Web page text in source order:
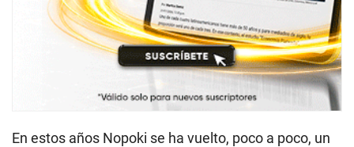
En estos años Nopoki se ha vuelto, poco a poco, un